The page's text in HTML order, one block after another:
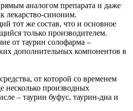
аналогом препарата и даже
лекарство-синоним.
тот же состав, что и основное
только производителем.
от таурин солофарма –
дополнительных компонентов в
от которой со временем
несколько производных
– таурин буфус, таурин-диа и